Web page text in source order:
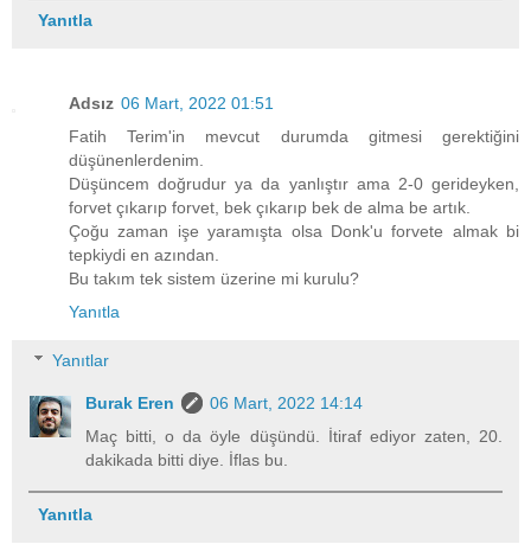
Yanıtla
Adsız 06 Mart, 2022 01:51
Fatih Terim'in mevcut durumda gitmesi gerektiğini
düşünenlerdenim.
Düşüncem doğrudur ya da yanlıştır ama 2-0 gerideyken,
forvet çıkarıp forvet, bek çıkarıp bek de alma be artık.
Çoğu zaman işe yaramışta olsa Donk'u forvete almak bi
tepkiydi en azından.
Bu takım tek sistem üzerine mi kurulu?
Yanıtla
Yanıtlar
Burak Eren
06 Mart, 2022 14:14
Maç bitti, o da öyle düşündü. İtiraf ediyor zaten, 20.
dakikada bitti diye. İflas bu.
Yanıtla